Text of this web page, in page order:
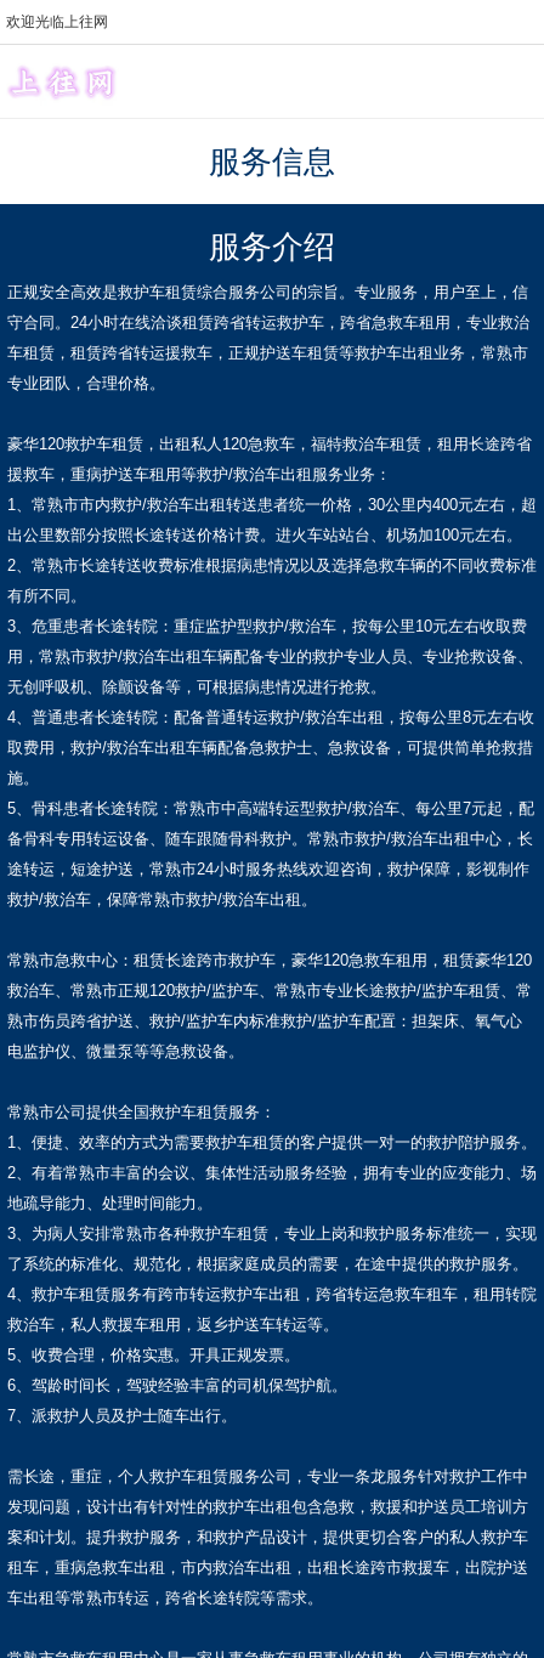
欢迎光临上往网
服务信息
服务介绍
正规安全高效是救护车租赁综合服务公司的宗旨。专业服务，用户至上，信
守合同。24小时在线洽谈租赁跨省转运救护车，跨省急救车租用，专业救治
车租赁，租赁跨省转运援救车，正规护送车租赁等救护车出租业务，常熟市
专业团队，合理价格。
豪华120救护车租赁，出租私人120急救车，福特救治车租赁，租用长途跨省
援救车，重病护送车租用等救护/救治车出租服务业务：
1、常熟市市内救护/救治车出租转送患者统一价格，30公里内400元左右，超
出公里数部分按照长途转送价格计费。进火车站站台、机场加100元左右。
2、常熟市长途转送收费标准根据病患情况以及选择急救车辆的不同收费标准
有所不同。
3、危重患者长途转院：重症监护型救护/救治车，按每公里10元左右收取费
用，常熟市救护/救治车出租车辆配备专业的救护专业人员、专业抢救设备、
无创呼吸机、除颤设备等，可根据病患情况进行抢救。
4、普通患者长途转院：配备普通转运救护/救治车出租，按每公里8元左右收
取费用，救护/救治车出租车辆配备急救护士、急救设备，可提供简单抢救措
施。
5、骨科患者长途转院：常熟市中高端转运型救护/救治车、每公里7元起，配
备骨科专用转运设备、随车跟随骨科救护。常熟市救护/救治车出租中心，长
途转运，短途护送，常熟市24小时服务热线欢迎咨询，救护保障，影视制作
救护/救治车，保障常熟市救护/救治车出租。
常熟市急救中心：租赁长途跨市救护车，豪华120急救车租用，租赁豪华120
救治车、常熟市正规120救护/监护车、常熟市专业长途救护/监护车租赁、常
熟市伤员跨省护送、救护/监护车内标准救护/监护车配置：担架床、氧气心
电监护仪、微量泵等等急救设备。
常熟市公司提供全国救护车租赁服务：
1、便捷、效率的方式为需要救护车租赁的客户提供一对一的救护陪护服务。
2、有着常熟市丰富的会议、集体性活动服务经验，拥有专业的应变能力、场
地疏导能力、处理时间能力。
3、为病人安排常熟市各种救护车租赁，专业上岗和救护服务标准统一，实现
了系统的标准化、规范化，根据家庭成员的需要，在途中提供的救护服务。
4、救护车租赁服务有跨市转运救护车出租，跨省转运急救车租车，租用转院
救治车，私人救援车租用，返乡护送车转运等。
5、收费合理，价格实惠。开具正规发票。
6、驾龄时间长，驾驶经验丰富的司机保驾护航。
7、派救护人员及护士随车出行。
需长途，重症，个人救护车租赁服务公司，专业一条龙服务针对救护工作中
发现问题，设计出有针对性的救护车出租包含急救，救援和护送员工培训方
案和计划。提升救护服务，和救护产品设计，提供更切合客户的私人救护车
租车，重病急救车出租，市内救治车出租，出租长途跨市救援车，出院护送
车出租等常熟市转运，跨省长途转院等需求。